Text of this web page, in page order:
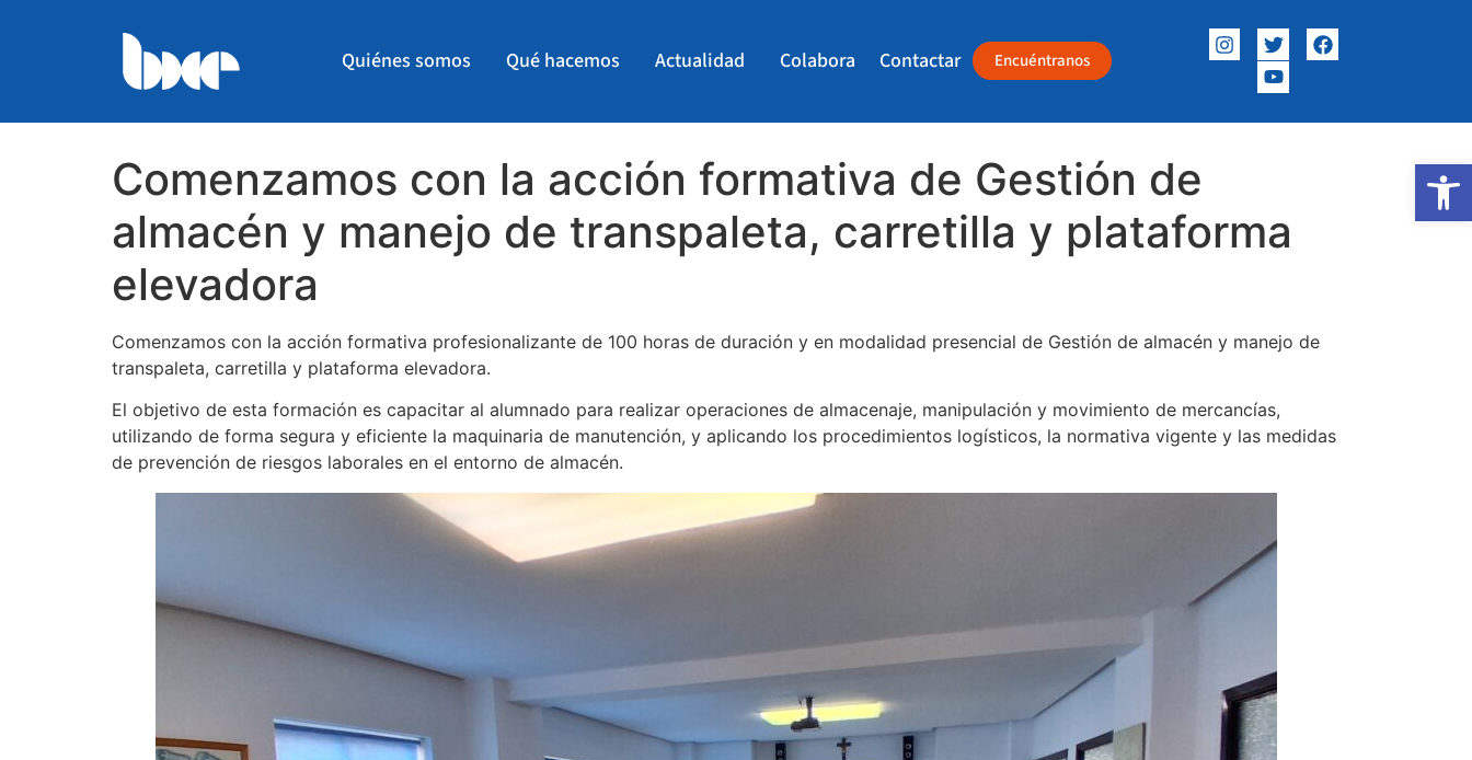
Abrir
Quiénes somos Qué hacemos Actualidad Colabora Contactar Encuéntranos
Comenzamos con la acción formativa de Gestión de
almacén y manejo de transpaleta, carretilla y plataforma
elevadora
Comenzamos con la acción formativa profesionalizante de 100 horas de duración y en modalidad presencial de Gestión de almacén y manejo de
transpaleta, carretilla y plataforma elevadora.
El objetivo de esta formación es capacitar al alumnado para realizar operaciones de almacenaje, manipulación y movimiento de mercancías,
utilizando de forma segura y eficiente la maquinaria de manutención, y aplicando los procedimientos logísticos, la normativa vigente y las medidas
de prevención de riesgos laborales en el entorno de almacén.